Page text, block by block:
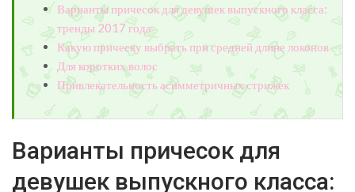
Варианты причесок для девушек выпускного класса:
тренды 2017 года
Какую прическу выбрать при средней длине локонов
Для коротких волос
Привлекательность асимметричных стрижек
Варианты причесок для
девушек выпускного класса: